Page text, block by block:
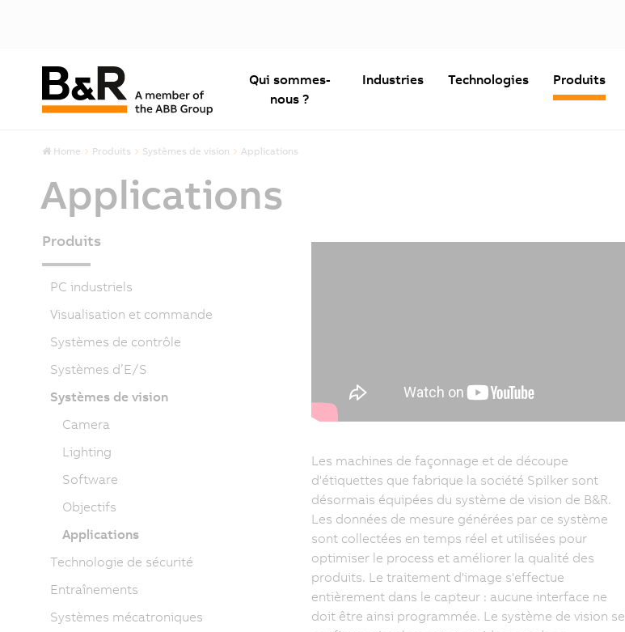
Qui sommes-
nous ?
Industries Technologies Produits
Home Produits Systèmes de vision Applications
Applications
Les machines de façonnage et de découpe
d'étiquettes que fabrique la société Spilker sont
désormais équipées du système de vision de B&R.
Les données de mesure générées par ce système
sont collectées en temps réel et utilisées pour
optimiser le process et améliorer la qualité des
produits. Le traitement d'image s'effectue
entièrement dans le capteur : aucune interface ne
doit être ainsi programmée. Le système de vision se
Produits
PC industriels
Visualisation et commande
Systèmes de contrôle
Systèmes d’E/S
Systèmes de vision
Camera
Lighting
Software
Objectifs
Applications
Technologie de sécurité
Entraînements
Systèmes mécatroniques